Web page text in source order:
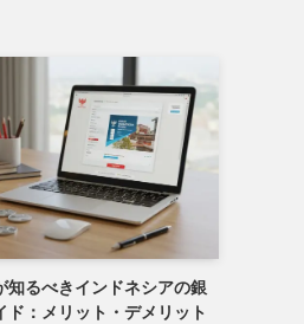
知るべきインドネシアの銀
ド：メリット・デメリット